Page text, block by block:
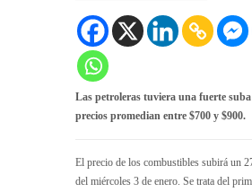
Las petroleras tuviera una fuerte
precios promedian entre $700 y $900.
El precio de los combustibles subirá un
del miércoles 3 de enero. Se trata del